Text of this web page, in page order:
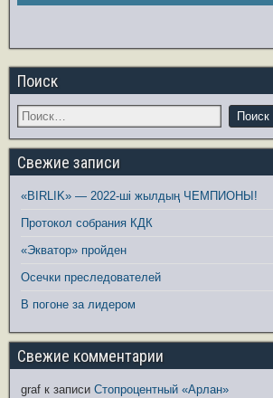
Поиск
Свежие записи
«BIRLIK» — 2022-ші жылдың ЧЕМПИОНЫ!
Протокол собрания КДК
«Экватор» пройден
Осечки преследователей
В погоне за лидером
Свежие комментарии
graf к записи Стопроцентный «Арлан»